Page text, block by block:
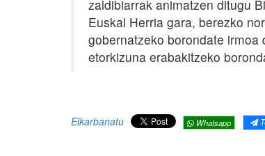
zaldibiarrak animatzen ditugu
Euskal Herria gara, berezko
gobernatzeko borondate
etorkizuna erabakitzeko
Elkarbanatu Whatsapp